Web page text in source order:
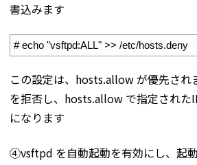
書込みます
# echo "vsftpd:ALL" >> /etc/hosts.deny
この設定は、hosts.allow が優先され
を拒否し、hosts.allow で指定された
になります
④vsftpd を自動起動を有効にし、起